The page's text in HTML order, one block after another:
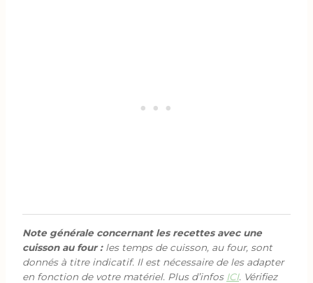
Note générale concernant les recettes avec une
cuisson au four :les temps de cuisson, au four, sont
donnés à titre indicatif. Il est nécessaire de les adapter
en fonction de votre matériel. Plus d’infos ICI. Vérifiez